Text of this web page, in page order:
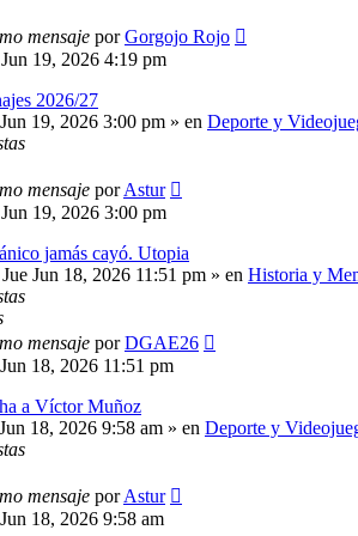
mensaje porGorgojo Rojo
19, 2026 4:19 pm
2026/27
19, 2026 3:00 pm » en Deporte y
mensaje porAstur
19, 2026 3:00 pm
jamás cayó. Utopia
Jue Jun 18, 2026 11:51 pm » en Historia y
mensaje porDGAE26
18, 2026 11:51 pm
a Víctor Muñoz
18, 2026 9:58 am » en Deporte y
mensaje porAstur
18, 2026 9:58 am